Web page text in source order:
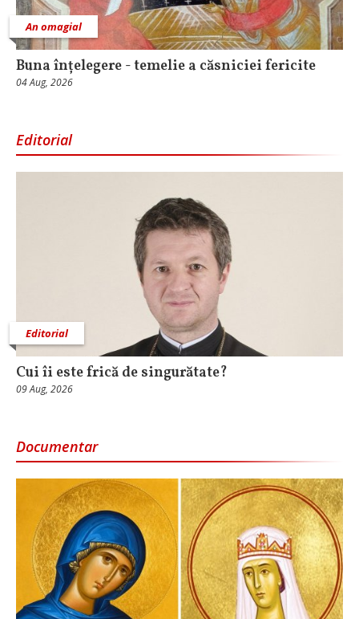
An omagial
Buna înțelegere - temelie a căsniciei fericite
04 Aug, 2026
Editorial
Editorial
Cui îi este frică de singurătate?
09 Aug, 2026
Documentar